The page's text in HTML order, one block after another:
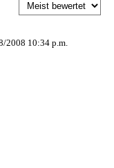
2008 10:34 p.m.